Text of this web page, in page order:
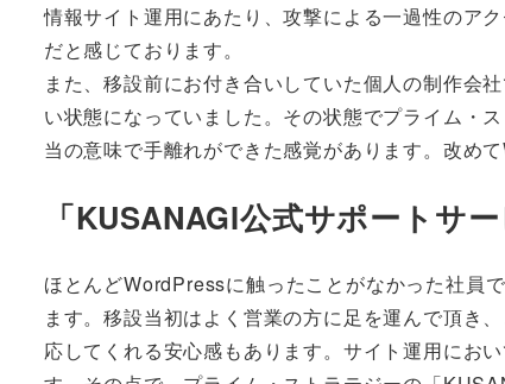
情報サイト運用にあたり、攻撃による一過性のア
だと感じております。
また、移設前にお付き合いしていた個人の制作会
い状態になっていました。その状態でプライム・
当の意味で手離れができた感覚があります。改め
「KUSANAGI公式サポートサ
ほとんどWordPressに触ったことがなかった社員
ます。移設当初はよく営業の方に足を運んで頂き
応してくれる安心感もあります。サイト運用にお